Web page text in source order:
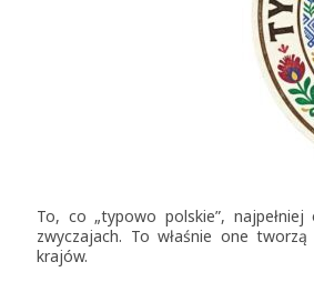
To, co „typowo polskie”,
zwyczajach. To właśnie one
krajów.